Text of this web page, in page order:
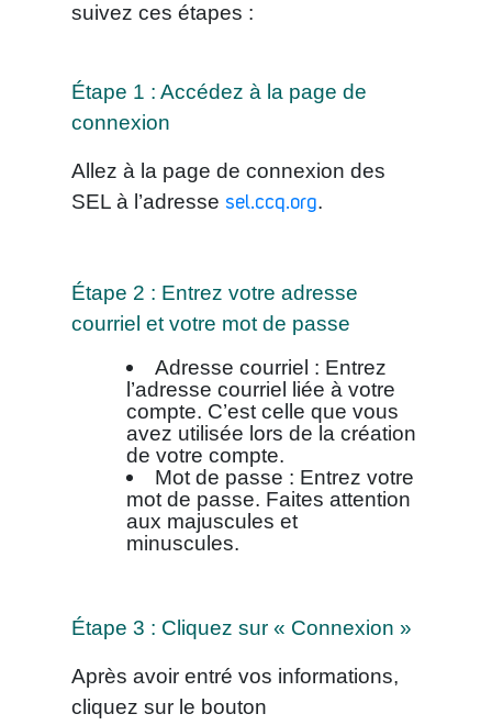
suivez ces étapes :
Étape 1 : Accédez à la page de
connexion
Allez à la page de connexion des
SEL à l’adresse sel.ccq.org.
Étape 2 : Entrez votre adresse
courriel et votre mot de passe
Adresse courriel : Entrez
l’adresse courriel liée à votre
compte. C’est celle que vous
avez utilisée lors de la création
de votre compte.
Mot de passe : Entrez votre
mot de passe. Faites attention
aux majuscules et
minuscules.
Étape 3 : Cliquez sur « Connexion »
Après avoir entré vos informations,
cliquez sur le bouton